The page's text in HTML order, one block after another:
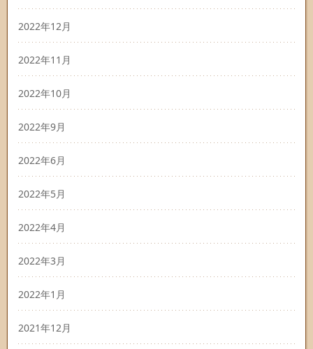
2022年12月
2022年11月
2022年10月
2022年9月
2022年6月
2022年5月
2022年4月
2022年3月
2022年1月
2021年12月